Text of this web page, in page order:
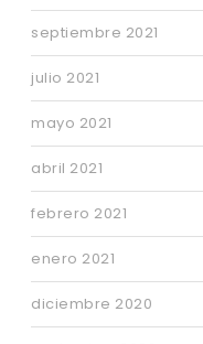
septiembre 2021
julio 2021
mayo 2021
abril 2021
febrero 2021
enero 2021
diciembre 2020